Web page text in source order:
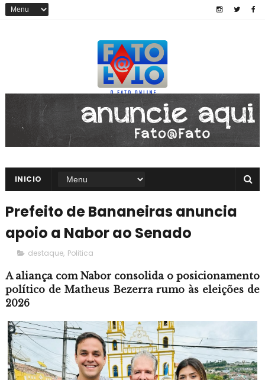
INICIO
Prefeito de Bananeiras anuncia
apoio a Nabor ao Senado
destaque, Politica
A aliança com Nabor consolida o posicionamento
político de Matheus Bezerra rumo às eleições de
2026